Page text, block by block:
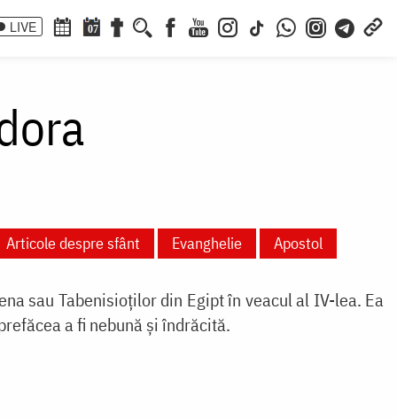
LIVE 07
Articole despre sfânt Evanghelie Apostol
sau Tabenisioților din Egipt în veacul al IV-lea. Ea
a fi nebună și îndrăcită.